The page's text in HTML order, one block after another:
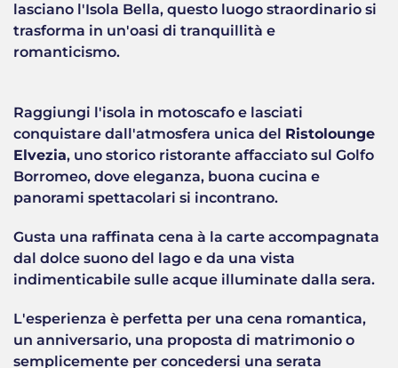
lasciano l'Isola Bella, questo luogo straordinario si
trasforma in un'oasi di tranquillità e
romanticismo.
Raggiungi l'isola in motoscafo e lasciati
conquistare dall'atmosfera unica del Ristolounge
Elvezia, uno storico ristorante affacciato sul Golfo
Borromeo, dove eleganza, buona cucina e
panorami spettacolari si incontrano.
Gusta una raffinata cena à la carte accompagnata
dal dolce suono del lago e da una vista
indimenticabile sulle acque illuminate dalla sera.
L'esperienza è perfetta per una cena romantica,
un anniversario, una proposta di matrimonio o
semplicemente per concedersi una serata